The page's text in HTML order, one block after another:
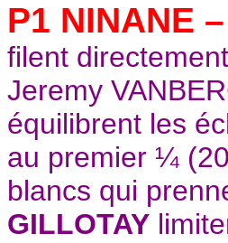
P1 NINANE
filent
Jeremy
équilibrent les
au premier ¼
blancs qui
GILLOTAY